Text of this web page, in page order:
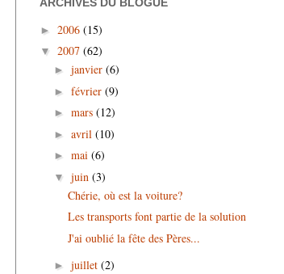
► 2006 (15)
▼ 2007 (62)
► janvier (6)
► février (9)
► mars (12)
► avril (10)
► mai (6)
▼ juin (3)
Chérie, où est la voiture?
Les transports font partie de la solution
J'ai oublié la fête des Pères...
► juillet (2)